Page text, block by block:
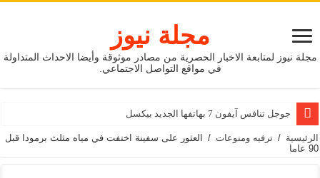
مجلة نيوز
مجلة نيوز لمتابعة الاخبار الحصرية من مصادر موثوقة وأيضا الاحداث المتداولة
في مواقع التواصل الاجتماعي.
جوجل تنافس آيفون 7 بهاتفها الجديد بيكسل
الرئيسية / ترفيه ومنوعات /
العثور على سفينة اختفت في مياه مثلث برمودا قبل
90 عاما